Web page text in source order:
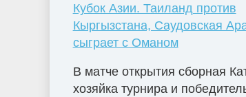
Кубок Азии. Таиланд против
Кыргызстана, Саудовская
сыграет с Оманом
В матче открытия сборная
хозяйка турнира и